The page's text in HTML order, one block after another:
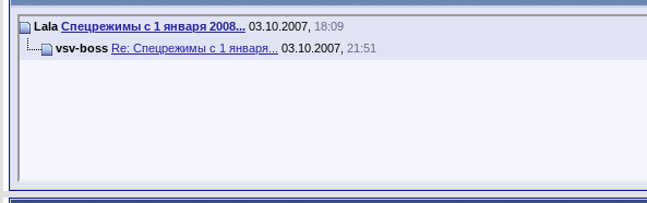
Lala Спецрежимы с 1 января 2008... 03.10.2007, 18:09
vsv-boss Re: Спецрежимы с 1 января... 03.10.2007, 21:51